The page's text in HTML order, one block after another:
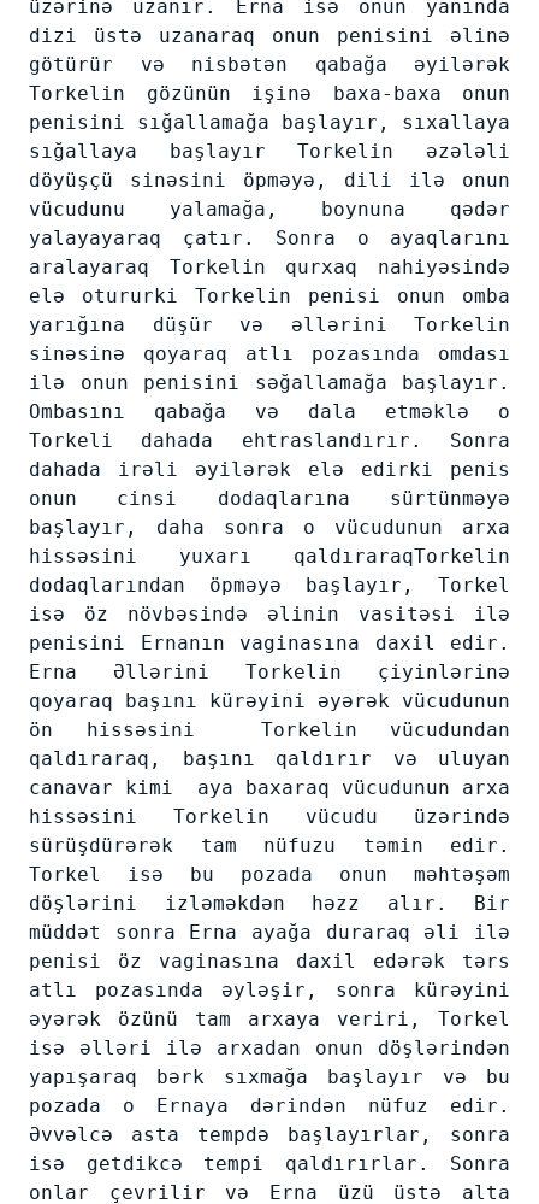
üzərinə uzanır. Erna isə onun yanında
dizi üstə uzanaraq onun penisini əlinə
götürür və nisbətən qabağa əyilərək
Torkelin gözünün işinə baxa-baxa onun
penisini sığallamağa başlayır, sıxallaya
sığallaya başlayır Torkelin əzələli
döyüşçü sinəsini öpməyə, dili ilə onun
vücudunu yalamağa, boynuna qədər
yalayayaraq çatır. Sonra o ayaqlarını
aralayaraq Torkelin qurxaq nahiyəsində
elə otururki Torkelin penisi onun omba
yarığına düşür və əllərini Torkelin
sinəsinə qoyaraq atlı pozasında omdası
ilə onun penisini səğallamağa başlayır.
Ombasını qabağa və dala etməklə o
Torkeli dahada ehtraslandırır. Sonra
dahada irəli əyilərək elə edirki penis
onun cinsi dodaqlarına sürtünməyə
başlayır, daha sonra o vücudunun arxa
hissəsini yuxarı qaldıraraqTorkelin
dodaqlarından öpməyə başlayır, Torkel
isə öz növbəsində əlinin vasitəsi ilə
penisini Ernanın vaginasına daxil edir.
Erna Əllərini Torkelin çiyinlərinə
qoyaraq başını kürəyini əyərək vücudunun
ön hissəsini Torkelin vücudundan
qaldıraraq, başını qaldırır və uluyan
canavar kimi aya baxaraq vücudunun arxa
hissəsini Torkelin vücudu üzərində
sürüşdürərək tam nüfuzu təmin edir.
Torkel isə bu pozada onun məhtəşəm
döşlərini izləməkdən həzz alır. Bir
müddət sonra Erna ayağa duraraq əli ilə
penisi öz vaginasına daxil edərək tərs
atlı pozasında əyləşir, sonra kürəyini
əyərək özünü tam arxaya veriri, Torkel
isə əlləri ilə arxadan onun döşlərindən
yapışaraq bərk sıxmağa başlayır və bu
pozada o Ernaya dərindən nüfuz edir.
Əvvəlcə asta tempdə başlayırlar, sonra
isə getdikcə tempi qaldırırlar. Sonra
onlar çevrilir və Erna üzü üstə alta